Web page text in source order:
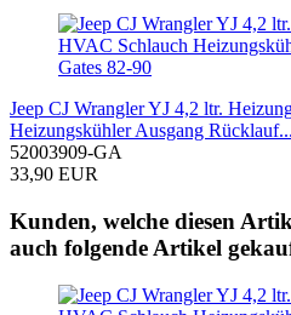
Jeep CJ Wrangler YJ 4,2 ltr.
Heizungskühler Ausgang Rücklauf...
52003909-GA
33,90 EUR
Kunden, welche diesen
auch folgende Artikel